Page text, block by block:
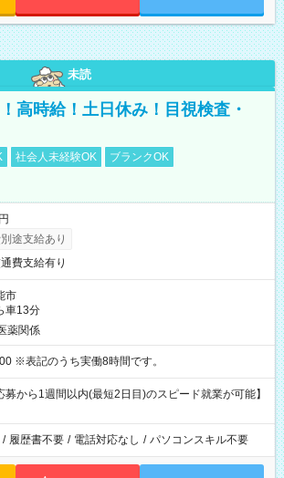
未読
高時給！土日休み！目視検査・
社会人未経験OK
ブランクOK
途支給あり
費支給有り
市
車13分
薬関係
9:00～18:00 ※表記のうち実働8時間です。
募から1週間以内(最短2日目)のスピード就業が可能】
/ 履歴書不要 / 電話対応なし / パソコンスキル不要